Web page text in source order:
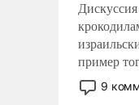
пример
двигаемся
9